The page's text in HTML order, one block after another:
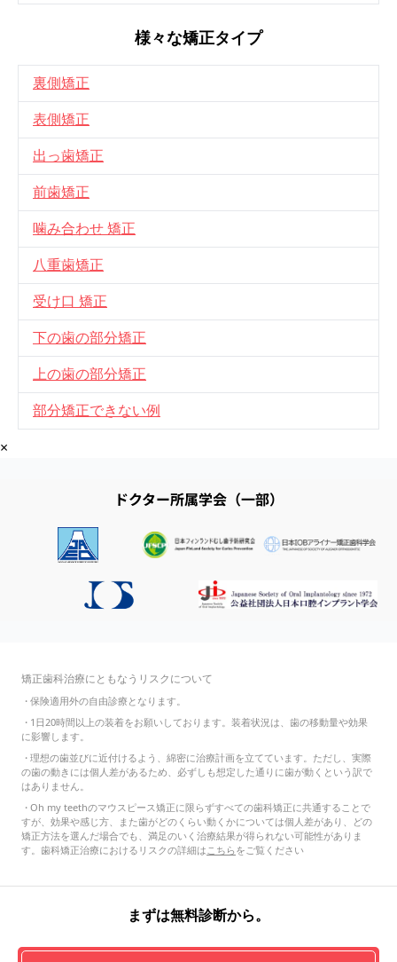
様々な矯正タイプ
裏側矯正
表側矯正
出っ歯矯正
前歯矯正
噛み合わせ 矯正
八重歯矯正
受け口 矯正
下の歯の部分矯正
上の歯の部分矯正
部分矯正できない例
×
ドクター所属学会（一部）
矯正歯科治療にともなうリスクについて
・保険適用外の自由診療となります。
・ 1日20時間以上の装着をお願いしております。装着状況は、歯の移動量や効果
に影響します。
・理想の歯並びに近付けるよう、綿密に治療計画を立てています。ただし、実際
の歯の動きには個人差があるため、必ずしも想定した通りに歯が動くという訳で
はありません。
・Oh my teethのマウスピース矯正に限らずすべての歯科矯正に共通することで
すが、効果や感じ方、また歯がどのくらい動くかについては個人差があり、どの
矯正方法を選んだ場合でも、満足のいく治療結果が得られない可能性がありま
す。歯科矯正治療におけるリスクの詳細はこちらをご覧ください
まずは無料診断から。